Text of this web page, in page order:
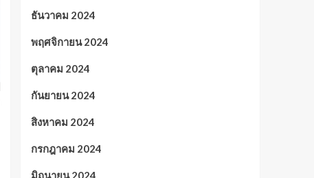
ธันวาคม 2024
พฤศจิกายน 2024
ตุลาคม 2024
กันยายน 2024
สิงหาคม 2024
กรกฎาคม 2024
มิถุนายน 2024